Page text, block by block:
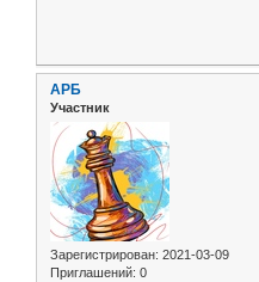
АРБ
Участник
Зарегистрирован: 2021-03-09
Приглашений: 0